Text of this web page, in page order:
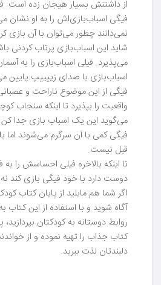
از داشتنش بسیار هیجان زده است.
فیگی اسباب‌بازی‌اش را به او نشان
نمی‌دانند چطور می‌توان با آن
شاید این اسباب‌بازی پرتاب کردنی
می‌پذیرد. فیلی اسباب‌بازی را به
اسباب‌بازی با صدای زییییپ پایین
فیگی از این موضوع ناراحت و
واقعیت را بپذیرد تا اینکه سنجاب
می‌گوید این یک اسباب بازی جدا
فیگی کمی با آن سرگرم می‌شوند اما
قبل نیست.
تا اینکه بالاخره فیلی احساسش را به
دوست دارد با خود فیگی بازی کند
اگر شما هم مایلید از پایان کتاب
آگاه شوید و با استفاده از این
روابط دوستانه به کودکتان
کتاب جذاب را تهیه نموده و از
دلبندتان لذت ببرید.